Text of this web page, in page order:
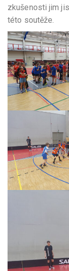
zkušenosti jim
této soutěže.